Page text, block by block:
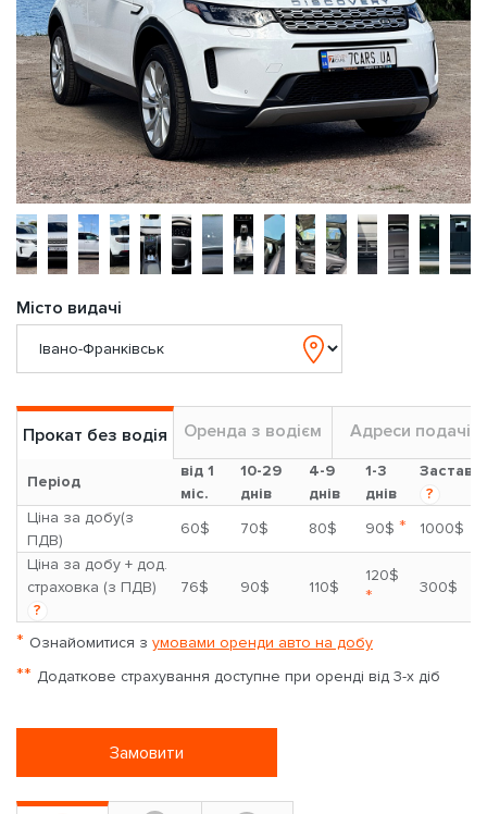
Місто видачі
Прокат без водія Оренда з водієм Адреси подачі
Період
від 1
міс.
10-29
днів
4-9
днів
1-3
днів
Застава
?
Ціна за добу(з
ПДВ)
60$ 70$ 80$ 90$ *
1000$
Ціна за добу + дод.
страховка (з ПДВ)
?
76$ 90$ 110$
120$
* 300$
* Ознайомитися з умовами оренди авто на добу
** Додаткове страхування доступне при оренді від 3-х діб
Замовити